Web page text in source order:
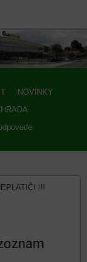
NOVINKY
!!!